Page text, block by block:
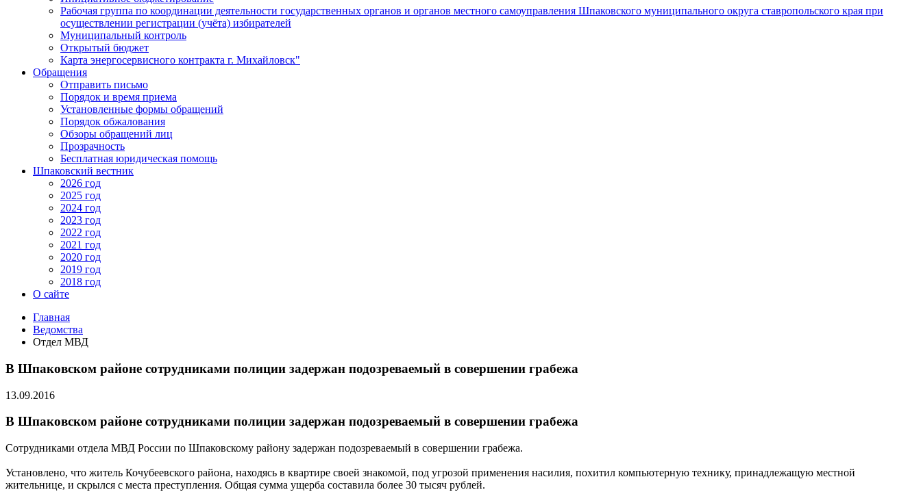
Рабочая группа по координации деятельности государственных органов и органов местного самоуправления Шпаковского муниципального округа ставропольского края при
осуществлении регистрации (учёта) избирателей
Муниципальный контроль
Открытый бюджет
Карта энергосервисного контракта г. Михайловск"
Обращения
Отправить письмо
Порядок и время приема
Установленные формы обращений
Порядок обжалования
Обзоры обращений лиц
Прозрачность
Бесплатная юридическая помощь
Шпаковский вестник
2026 год
2025 год
2024 год
2023 год
2022 год
2021 год
2020 год
2019 год
2018 год
О сайте
Главная
Ведомства
Отдел МВД
В Шпаковском районе сотрудниками полиции задержан подозреваемый в совершении грабежа
13.09.2016
В Шпаковском районе сотрудниками полиции задержан подозреваемый в совершении грабежа
Сотрудниками отдела МВД России по Шпаковскому району задержан подозреваемый в совершении грабежа.
Установлено, что житель Кочубеевского района, находясь в квартире своей знакомой, под угрозой применения насилия, похитил компьютерную технику, принадлежащую местной
жительнице, и скрылся с места преступления. Общая сумма ущерба составила более 30 тысяч рублей.